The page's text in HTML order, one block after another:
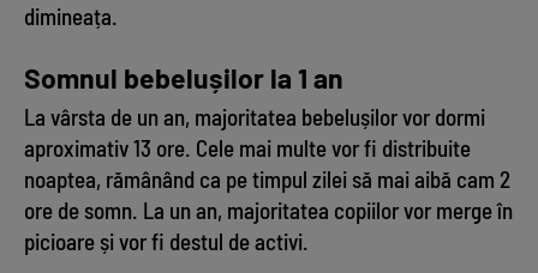
dimineața.
Somnul bebelușilor la 1 an
La vârsta de un an, majoritatea bebelușilor vor dormi
aproximativ 13 ore. Cele mai multe vor fi distribuite
noaptea, rămânând ca pe timpul zilei să mai aibă cam 2
ore de somn. La un an, majoritatea copiilor vor merge în
picioare și vor fi destul de activi.